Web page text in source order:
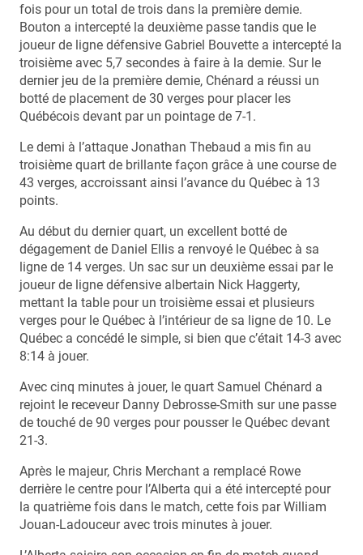
fois pour un total de trois dans la première demie.
Bouton a intercepté la deuxième passe tandis que le
joueur de ligne défensive Gabriel Bouvette a intercepté la
troisième avec 5,7 secondes à faire à la demie. Sur le
dernier jeu de la première demie, Chénard a réussi un
botté de placement de 30 verges pour placer les
Québécois devant par un pointage de 7-1.
Le demi à l’attaque Jonathan Thebaud a mis fin au
troisième quart de brillante façon grâce à une course de
43 verges, accroissant ainsi l’avance du Québec à 13
points.
Au début du dernier quart, un excellent botté de
dégagement de Daniel Ellis a renvoyé le Québec à sa
ligne de 14 verges. Un sac sur un deuxième essai par le
joueur de ligne défensive albertain Nick Haggerty,
mettant la table pour un troisième essai et plusieurs
verges pour le Québec à l’intérieur de sa ligne de 10. Le
Québec a concédé le simple, si bien que c’était 14-3 avec
8:14 à jouer.
Avec cinq minutes à jouer, le quart Samuel Chénard a
rejoint le receveur Danny Debrosse-Smith sur une passe
de touché de 90 verges pour pousser le Québec devant
21-3.
Après le majeur, Chris Merchant a remplacé Rowe
derrière le centre pour l’Alberta qui a été intercepté pour
la quatrième fois dans le match, cette fois par William
Jouan-Ladouceur avec trois minutes à jouer.